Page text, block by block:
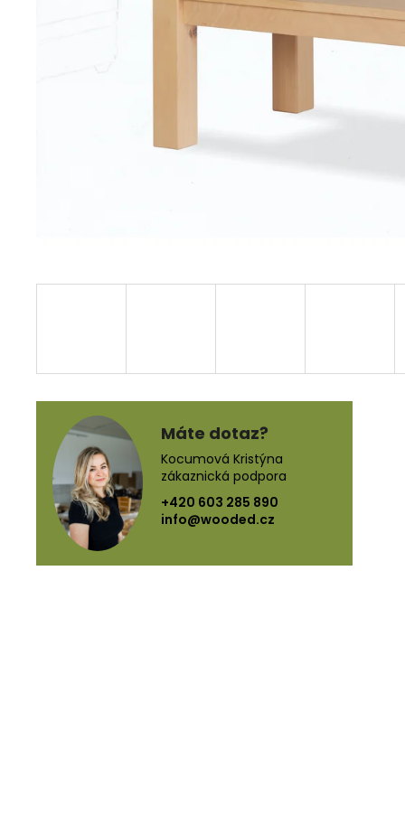
Máte dotaz?
Kocumová Kristýna
zákaznická podpora
+420 603 285 890
info@wooded.cz